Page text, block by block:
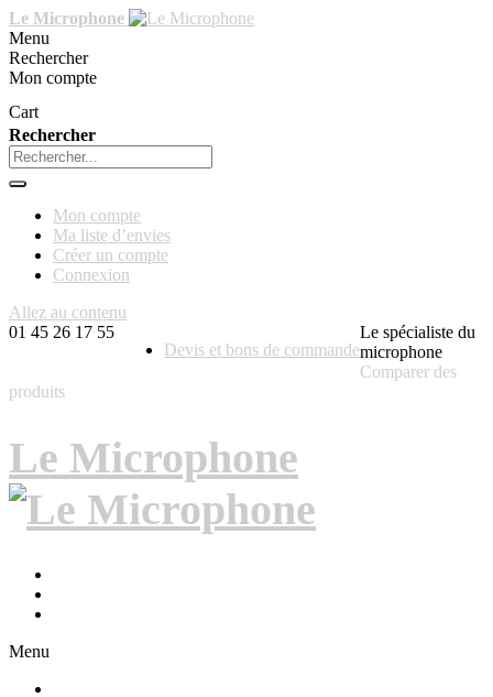
Le Microphone
Menu
Rechercher
Mon compte
Cart
Rechercher
Mon compte
Ma liste d’envies
Créer un compte
Connexion
Allez au contenu
01 45 26 17 55
Devis et bons de commande
Le spécialiste du
microphone
Comparer des
produits
Le Microphone
Menu